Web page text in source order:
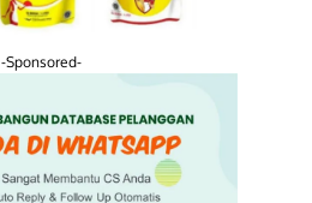
-Sponsored-